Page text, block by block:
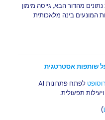
מהדור הבא, גייסה מימון
המונעים בינה מלאכותית
לפתח פתרונות AI
תפעולית.
)